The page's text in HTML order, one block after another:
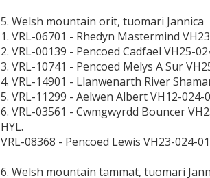
5. Welsh mountain orit, tuomari Jannica
1. VRL-06701 - Rhedyn Mastermind
2. VRL-00139 - Pencoed Cadfael VH25-
3. VRL-10741 - Pencoed Melys A Sur
4. VRL-14901 - Llanwenarth River
5. VRL-11299 - Aelwen Albert VH12-024-
6. VRL-03561 - Cwmgwyrdd Bouncer
HYL.
VRL-08368 - Pencoed Lewis VH23-024-
6. Welsh mountain tammat, tuomari